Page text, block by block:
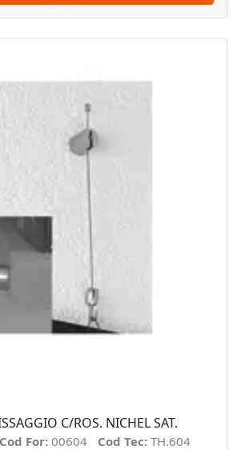
C/ROS. NICHEL SAT.
Cod For: 00604 Cod Tec: TH.604